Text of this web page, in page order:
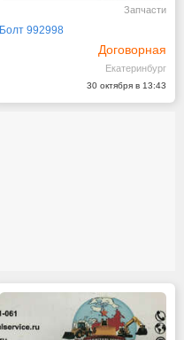
Запчасти
Болт 992998
Договорная
Екатеринбург
30 октября в 13:43